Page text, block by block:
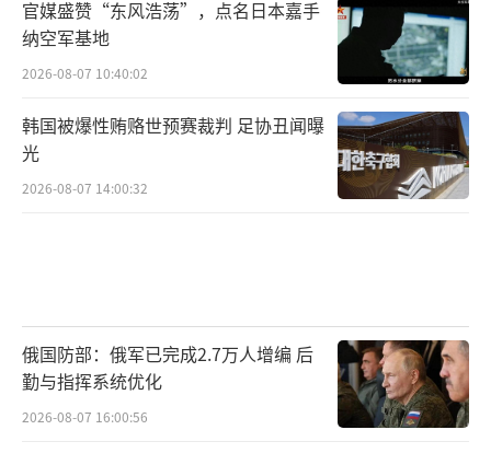
官媒盛赞“东风浩荡”，点名日本嘉手
纳空军基地
2026-08-07 10:40:02
韩国被爆性贿赂世预赛裁判 足协丑闻曝
光
2026-08-07 14:00:32
俄国防部：俄军已完成2.7万人增编 后
勤与指挥系统优化
2026-08-07 16:00:56